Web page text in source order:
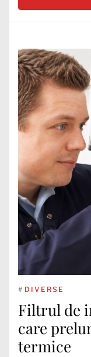
# DIVERSE
Filtrul de
care
termice